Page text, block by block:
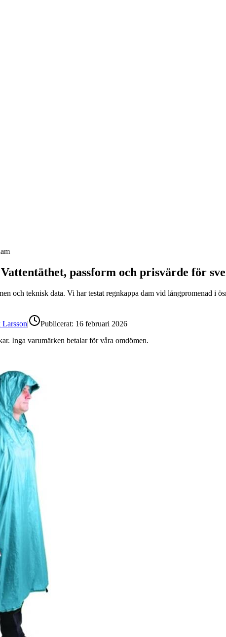
passform och prisvärde för
och teknisk data. Vi har testat regnkappa dam vid långpromenad
| Publicerat: 16 februari 2026
Inga varumärken betalar för våra omdömen.